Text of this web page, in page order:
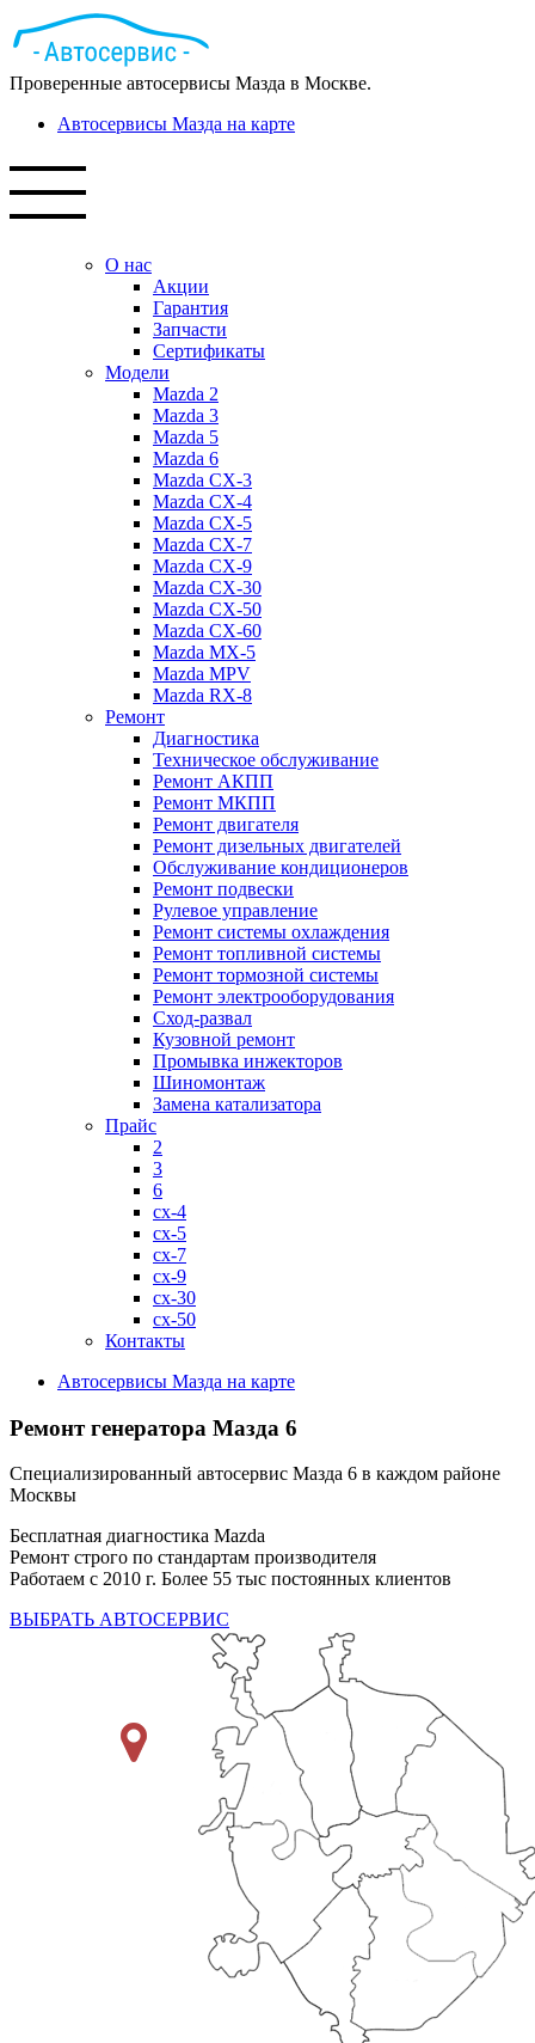
Проверенные автосервисы Мазда в Москве.
Автосервисы Мазда на карте
О нас
Акции
Гарантия
Запчасти
Сертификаты
Модели
Mazda 2
Mazda 3
Mazda 5
Mazda 6
Mazda СХ-3
Mazda СХ-4
Mazda СХ-5
Mazda CX-7
Mazda CX-9
Mazda CX-30
Mazda СХ-50
Mazda СХ-60
Mazda MX-5
Mazda MPV
Mazda RX-8
Ремонт
Диагностика
Техническое обслуживание
Ремонт АКПП
Ремонт МКПП
Ремонт двигателя
Ремонт дизельных двигателей
Обслуживание кондиционеров
Ремонт подвески
Рулевое управление
Ремонт системы охлаждения
Ремонт топливной системы
Ремонт тормозной системы
Ремонт электрооборудования
Сход-развал
Кузовной ремонт
Промывка инжекторов
Шиномонтаж
Замена катализатора
Прайс
2
3
6
cx-4
cx-5
cx-7
cx-9
cx-30
cx-50
Контакты
Автосервисы Мазда на карте
Ремонт генератора Мазда 6
Специализированный автосервис Мазда 6 в каждом районе
Москвы
Бесплатная диагностика Mazda
Ремонт строго по стандартам производителя
Работаем с 2010 г. Более 55 тыс постоянных клиентов
ВЫБРАТЬ АВТОСЕРВИС